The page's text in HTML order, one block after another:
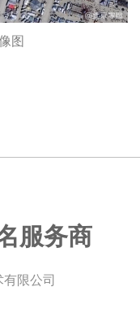
图
服务商
限公司